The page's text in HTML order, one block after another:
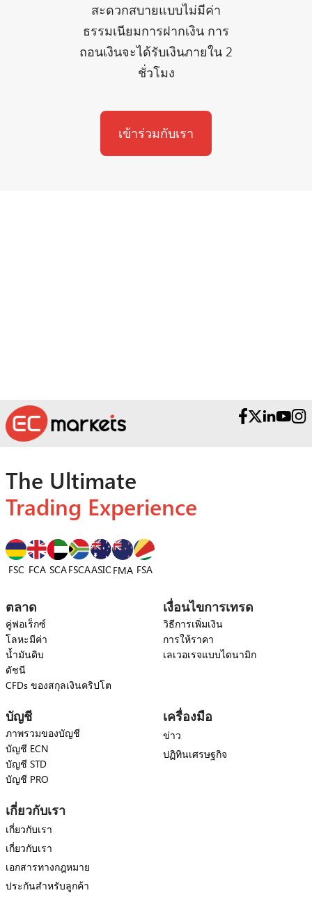
สะดวกสบายแบบไม่มีค่า
ธรรมเนียมการฝากเงิน การ
ถอนเงินจะได้รับเงินภายใน 2
ชั่วโมง
เข้าร่วมกับเรา
The Ultimate
Trading Experience
FSC FCA SCAFSCAASIC FMA FSA
ตลาด
คู่ฟอเร็กซ์
โลหะมีค่า
น้ำมันดิบ
ดัชนี
CFDs ของสกุลเงินคริปโต
เงื่อนไขการเทรด
วิธีการเพิ่มเงิน
การให้ราคา
เลเวอเรจแบบไดนามิก
บัญชี
ภาพรวมของบัญชี
บัญชี ECN
บัญชี STD
บัญชี PRO
เครื่องมือ
ข่าว
ปฏิทินเศรษฐกิจ
เกี่ยวกับเรา
เกี่ยวกับเรา
เกี่ยวกับเรา
เอกสารทางกฎหมาย
ประกันสำหรับลูกค้า